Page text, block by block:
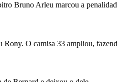
Bruno Arleu marcou a
Rony. O camisa 33 ampliou,